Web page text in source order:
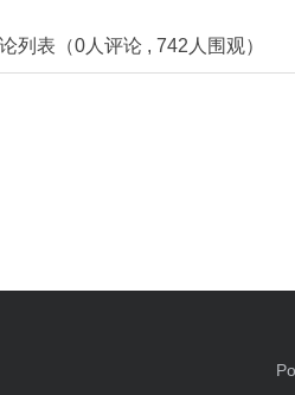
处，二千五
画比较均匀
深，有的深
列表（0人评论 , 742人围观）